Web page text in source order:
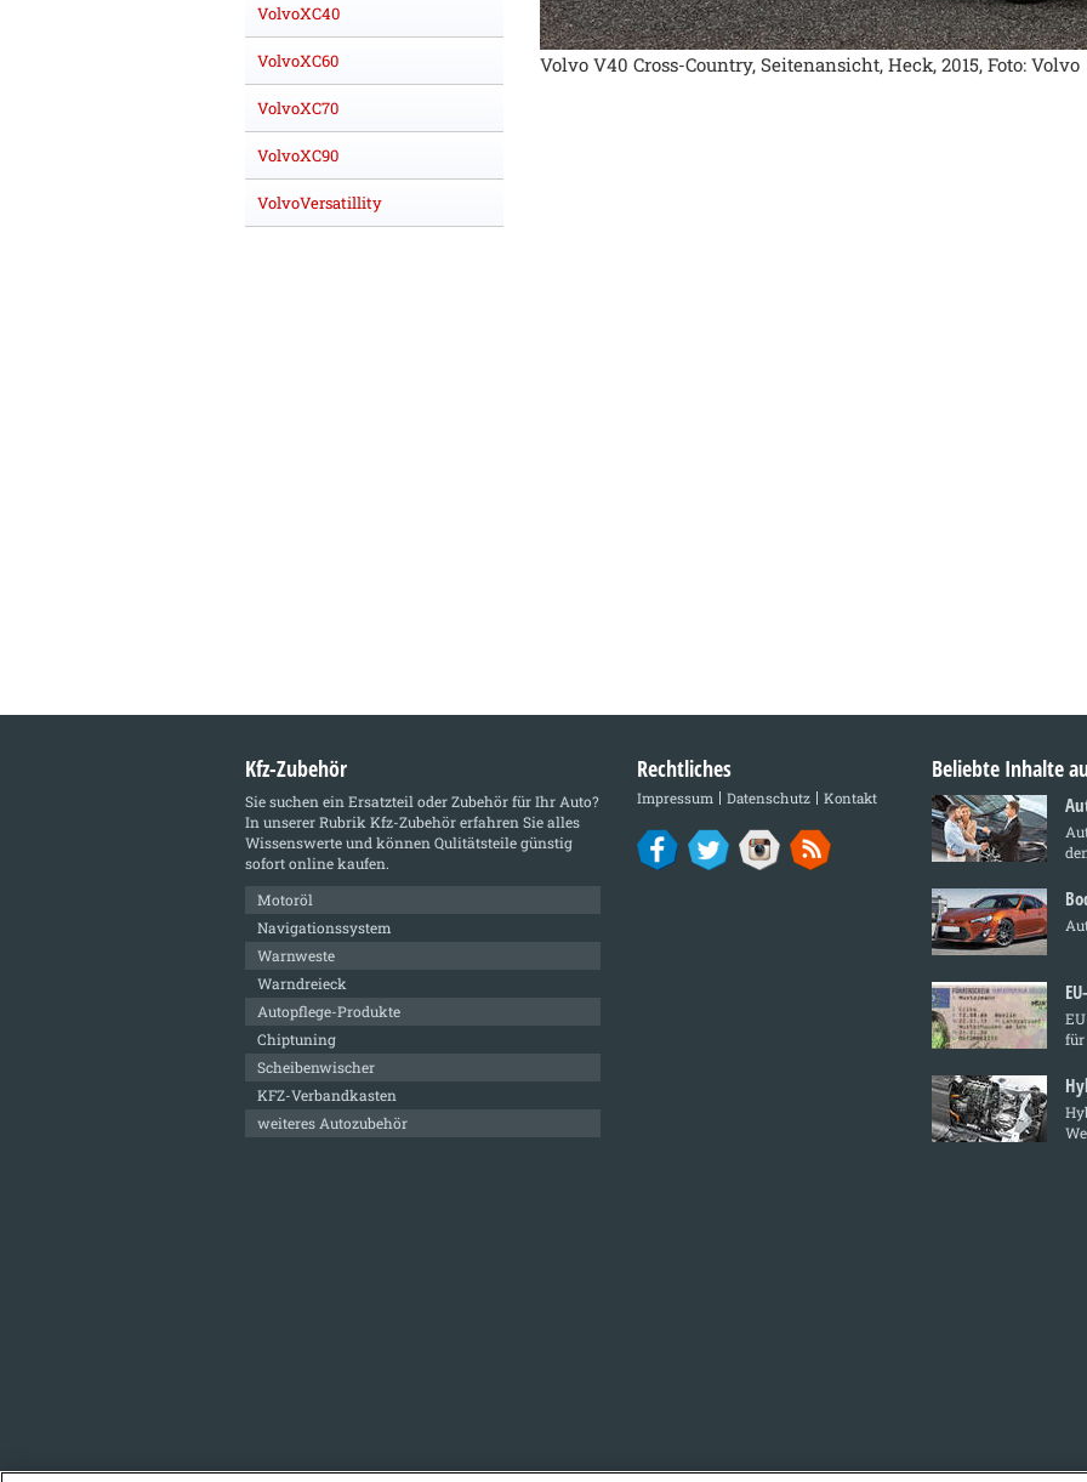
Volvo V40 Cross-Country, Seitenansicht, Heck, 2015, Foto: Volvo
VolvoXC40
VolvoXC60
VolvoXC70
VolvoXC90
VolvoVersatillity
Kfz-Zubehör
Sie suchen ein Ersatzteil oder Zubehör für Ihr Auto?
In unserer Rubrik Kfz-Zubehörerfahren Sie alles
Wissenswerte und können Qulitätsteile günstig
sofort online kaufen.
Motoröl
Navigationssystem
Warnweste
Warndreieck
Autopflege-Produkte
Chiptuning
Scheibenwischer
KFZ-Verbandkasten
weiteres Autozubehör
Rechtliches
Impressum Datenschutz Kontakt
Beliebte Inhalte
für